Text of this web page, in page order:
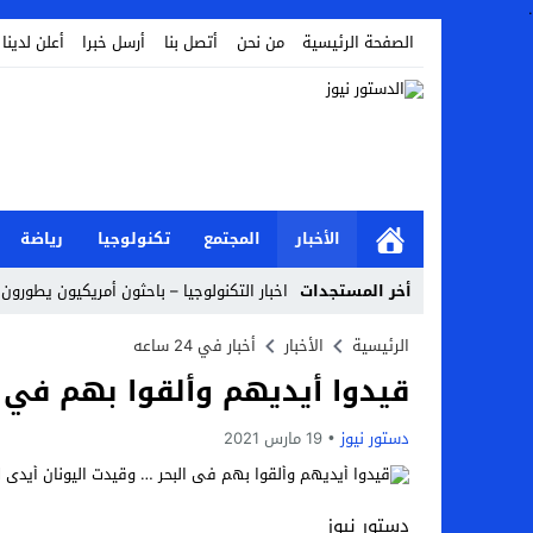
.
الصفحة الرئيسية
من نحن أتصل بنا أرسل خبرا أعلن لدينا
الأخبار المجتمع تكنولوجيا رياضة
أخر المستجدات اخبار التكنولوجيا – باحثون أمريكيون
أخبار الفن – ب الفن – إسعاد يونس: عادل
اراء و اقلام الدستور – بعد ست سنوات من
مال و اعمال – تراجع السندات الخليجية
اخبار العرب – الكويت: وفاة عامل نتيجة
الرئيسية الأخبار أخبار في 24 ساعه
قيدوا أيديهم وألقوا بهم
دستور نيوز 19 مارس 2021
دستور نيوز